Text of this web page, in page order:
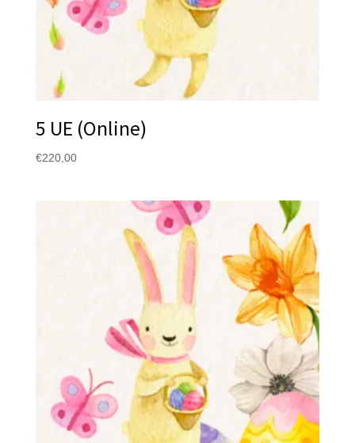
5 UE (Online)
€220,00